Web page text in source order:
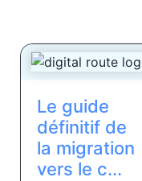
Le guide
définitif de
la migration
vers le c...